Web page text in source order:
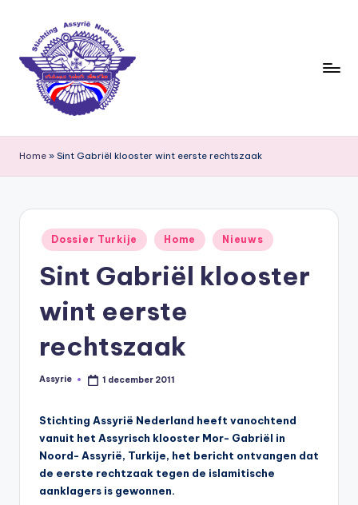
ti
c
h
Home » Sint Gabriël klooster wint eerste rechtszaak
Geplaatst
in
Dossier Turkije Home Nieuws
Sint Gabriël klooster
wint eerste
rechtszaak
Geplaatst
Assyrie 1 december 2011
Stichting Assyrië Nederland heeft vanochtend
vanuit het Assyrisch klooster Mor- Gabriël in
Noord- Assyrië, Turkije, het bericht ontvangen dat
de eerste rechtzaak tegen de islamitische
aanklagers is gewonnen.